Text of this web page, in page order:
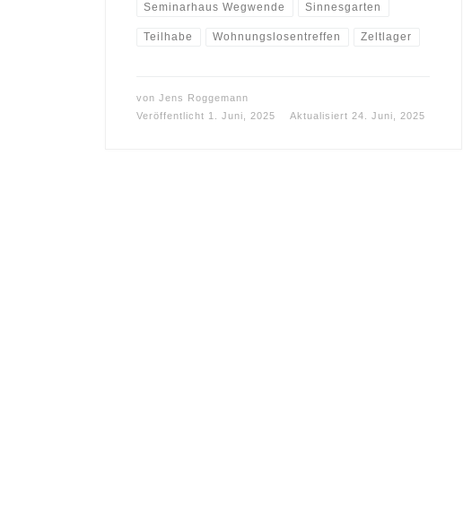
Seminarhaus Wegwende Sinnesgarten
Teilhabe Wohnungslosentreffen Zeltlager
von Jens Roggemann
Veröffentlicht 1. Juni, 2025 Aktualisiert 24. Juni, 2025